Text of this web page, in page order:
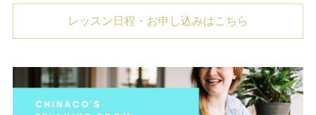
レッスン日程・お申し込みはこちら